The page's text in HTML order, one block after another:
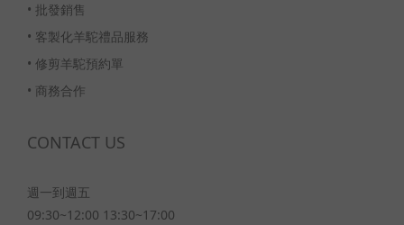
• 批發銷售
• 客製化羊駝禮品服務
• 修剪羊駝預約單
• 商務合作
CONTACT US
週一到週五
09:30~12:00 13:30~17:00